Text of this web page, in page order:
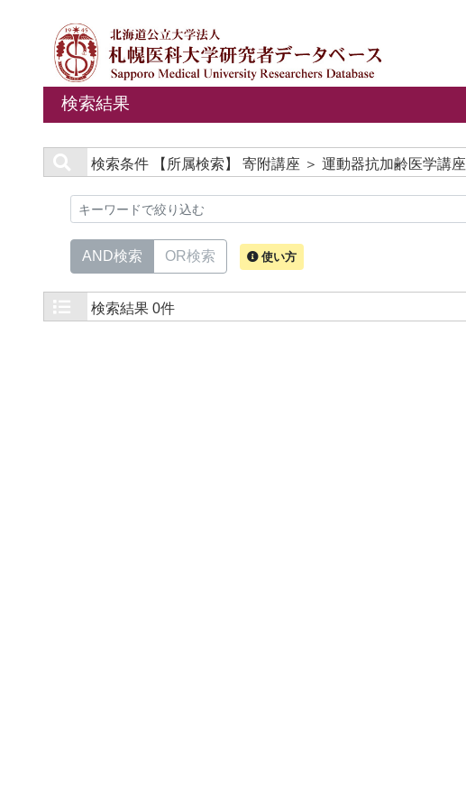
検索結果
検索条件 【所属検索】 寄附講座 ＞ 運動器抗加齢医学講座
AND検索 OR検索 使い方
検索結果 0件